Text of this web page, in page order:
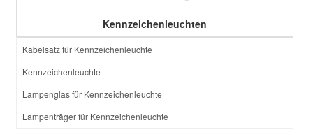
Kennzeichenleuchten
Kabelsatz für Kennzeichenleuchte
Kennzeichenleuchte
Lampenglas für Kennzeichenleuchte
Lampenträger für Kennzeichenleuchte